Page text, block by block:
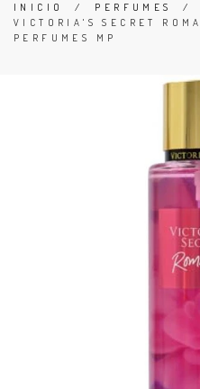
INICIO / PERFUMES /
VICTORIA'S SECRET
PERFUMES MP